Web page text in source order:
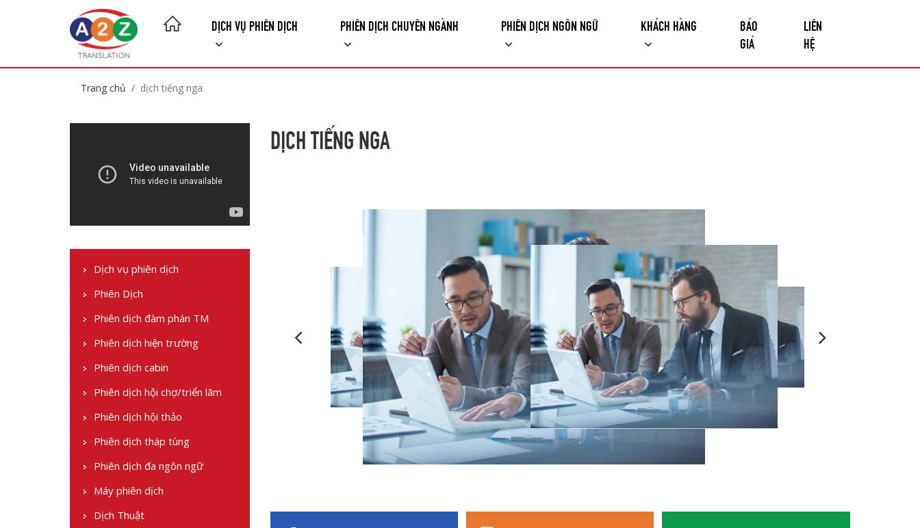
DỊCH VỤ PHIÊN DỊCH PHIÊN DỊCH CHUYÊN NGÀNH PHIÊN DỊCH NGÔN NGỮ KHÁCH HÀNG
BÁO
GIÁ
LIÊN
HỆ
Trang chủ dịch tiếng nga
Dịch vụ phiên dịch
Phiên Dịch
Phiên dịch đàm phán TM
Phiên dịch hiện trường
Phiên dịch cabin
Phiên dịch hội chợ/triển lãm
Phiên dịch hội thảo
Phiên dịch tháp tùng
Phiên dịch đa ngôn ngữ
Máy phiên dịch
Dịch Thuật
DỊCH TIẾNG NGA